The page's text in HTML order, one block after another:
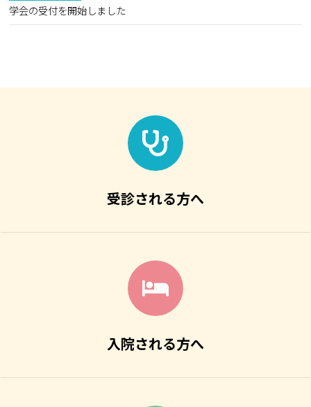
学会の受付を開始しました
受診される方へ
入院される方へ